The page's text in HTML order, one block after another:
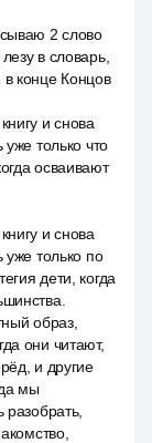
2 слово
в словарь,
конце Концов
и снова
только что
осваивают
и снова
уже только по
дети, когда
образ,
они читают,
и другие
мы
разобрать,